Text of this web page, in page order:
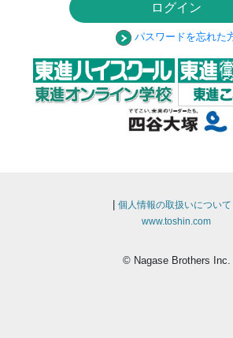
ログイン
パスワードを忘れた
個人情報の取扱いについて
www.toshin.com
© Nagase Brothers Inc.